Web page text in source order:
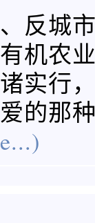
反城
机农
实行
的那